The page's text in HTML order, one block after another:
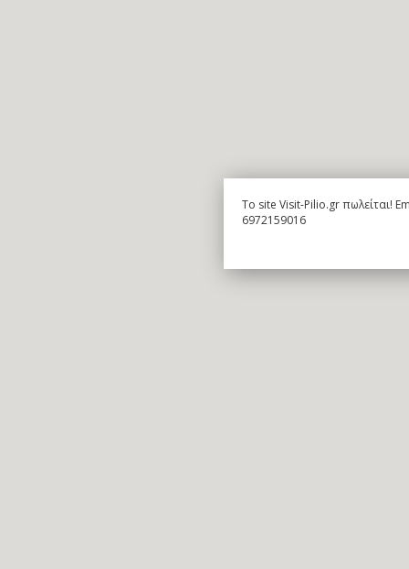
To site Visit-Pilio.gr πωλείται!
6972159016